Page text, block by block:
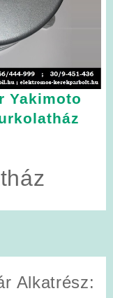
Yakimoto
Alkatrész: